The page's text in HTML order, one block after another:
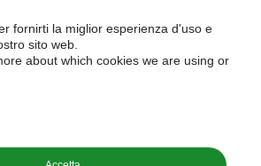
PER LE SCUOLE
PROFESSIONALE
PROGETTI EUROPEI
Copyright © 2026
fornirti la miglior esperienza d'uso e
sito web.
about which cookies we are using or